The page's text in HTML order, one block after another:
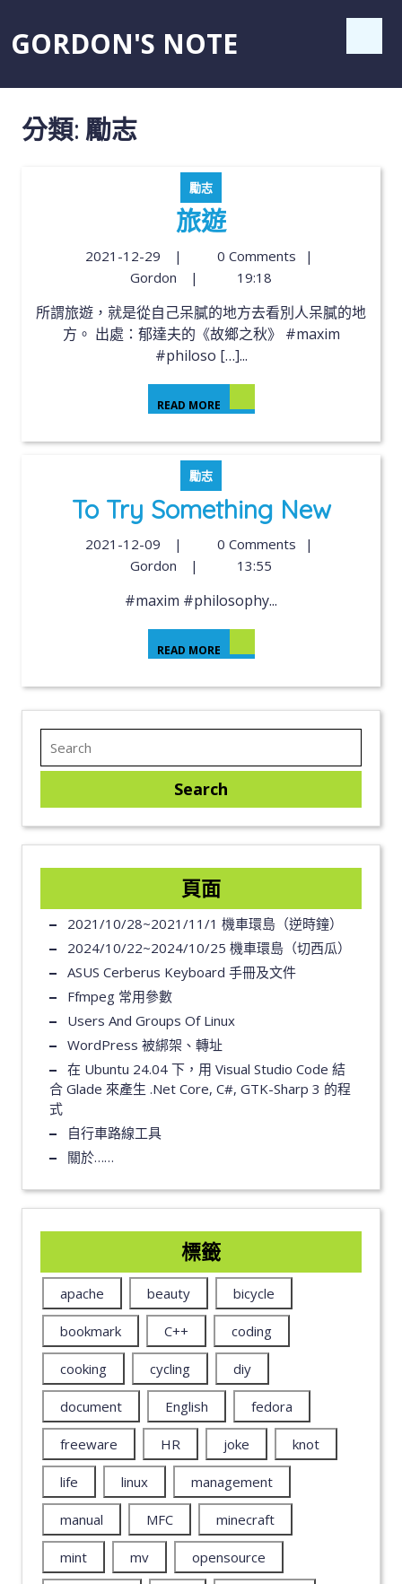
GORDON'S NOTE
分類: 勵志
勵志
旅遊
2021-12-29 | 0 Comments
|
Gordon
| 19:18
所謂旅遊，就是從自己呆膩的地方去看別人呆膩的地
方。 出處：郁達夫的《故鄉之秋》 #maxim
#philoso […]...
READ MORE
勵志
To Try Something New
2021-12-09 | 0 Comments
|
Gordon
| 13:55
#maxim #philosophy...
READ MORE
頁面
2021/10/28~2021/11/1 機車環島（逆時鐘）
2024/10/22~2024/10/25 機車環島（切西瓜）
ASUS Cerberus Keyboard 手冊及文件
Ffmpeg 常用參數
Users And Groups Of Linux
WordPress 被綁架、轉址
在 Ubuntu 24.04 下，用 Visual Studio Code 結
合 Glade 來產生 .Net Core, C#, GTK-Sharp 3 的程
式
自行車路線工具
關於……
標籤
apache beauty bicycle
bookmark C++ coding
cooking cycling diy
document English fedora
freeware HR joke knot
life linux management
manual MFC minecraft
mint mv opensource